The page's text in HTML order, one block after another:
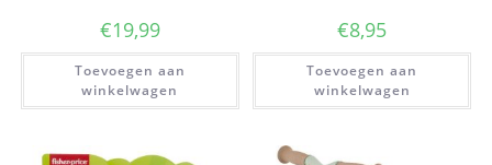
€19,99
Toevoegen aan
winkelwagen
€8,95
Toevoegen aan
winkelwagen